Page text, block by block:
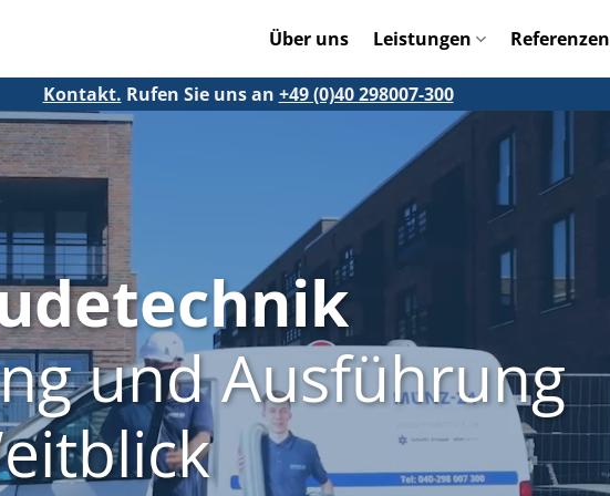
Über uns Leistungen Referenzen
Kontakt. Rufen Sie uns an +49 (0)40 298007-300
und Ausführung